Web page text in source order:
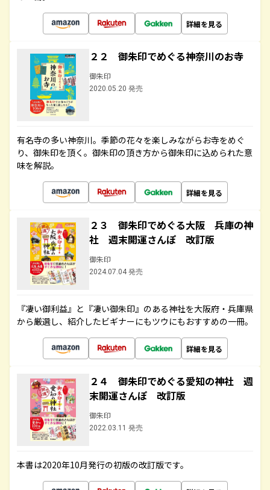
詳細を見る
２２ 御朱印でめぐる神奈川のお寺
御朱印
2020.05.20 発売
有名寺の多い神奈川。季節の花々を楽しみながらお寺をめぐ
り、御朱印を頂く。御朱印の頂き方から御朱印に込められた意
味を解説。
詳細を見る
２３ 御朱印でめぐる大阪 兵庫の神
社 週末開運さんぽ 改訂版
御朱印
2024.07.04 発売
『凄い御利益』と『凄い御朱印』のある神社を大阪府・兵庫県
から厳選し、紹介したビギナーにもツウにもおすすめの一冊。
詳細を見る
２４ 御朱印でめぐる愛知の神社 週
末開運さんぽ 改訂版
御朱印
2022.03.11 発売
本書は2020年10月発行の初版の改訂版です。